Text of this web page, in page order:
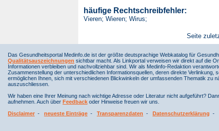
häufige Rechtschreibfehler:
Vieren; Wieren; Wirus;
Seite
Das Gesundheitsportal Medinfo.de ist der größte deutsprachige Webkatalog für
Qualitätsauszeichnungen sichtbar macht. Als Linkportal verweisen wir direkt auf die
Informationen verbleiben und nachvollziehbar sind. Wir als Medinfo-Redaktion
Zusammenstellung der unterschiedlichen Informationsquellen, deren direkte
ermöglichen Ihnen, sich mit verschiedenen Blickwinkeln der umfassenden Thematik
auszuschliessen.
Wir haben eine Ihrer Meinung nach wichtige Adresse oder Literatur nicht aufgeführt?
aufnehmen. Auch über Feedback oder Hinweise freuen wir uns.
Disclaimer - neueste Einträge - Transparenzdaten - Datenschutzerklärung -